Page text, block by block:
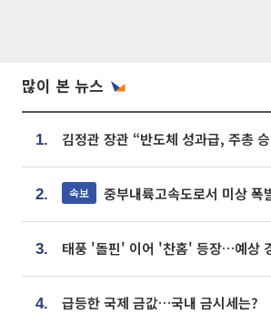
많이 본 뉴스
1.
2. 속보 중부내륙고속도로서 미상 폭
3.
4. 급등한 국제 금값…국내 금시세는?